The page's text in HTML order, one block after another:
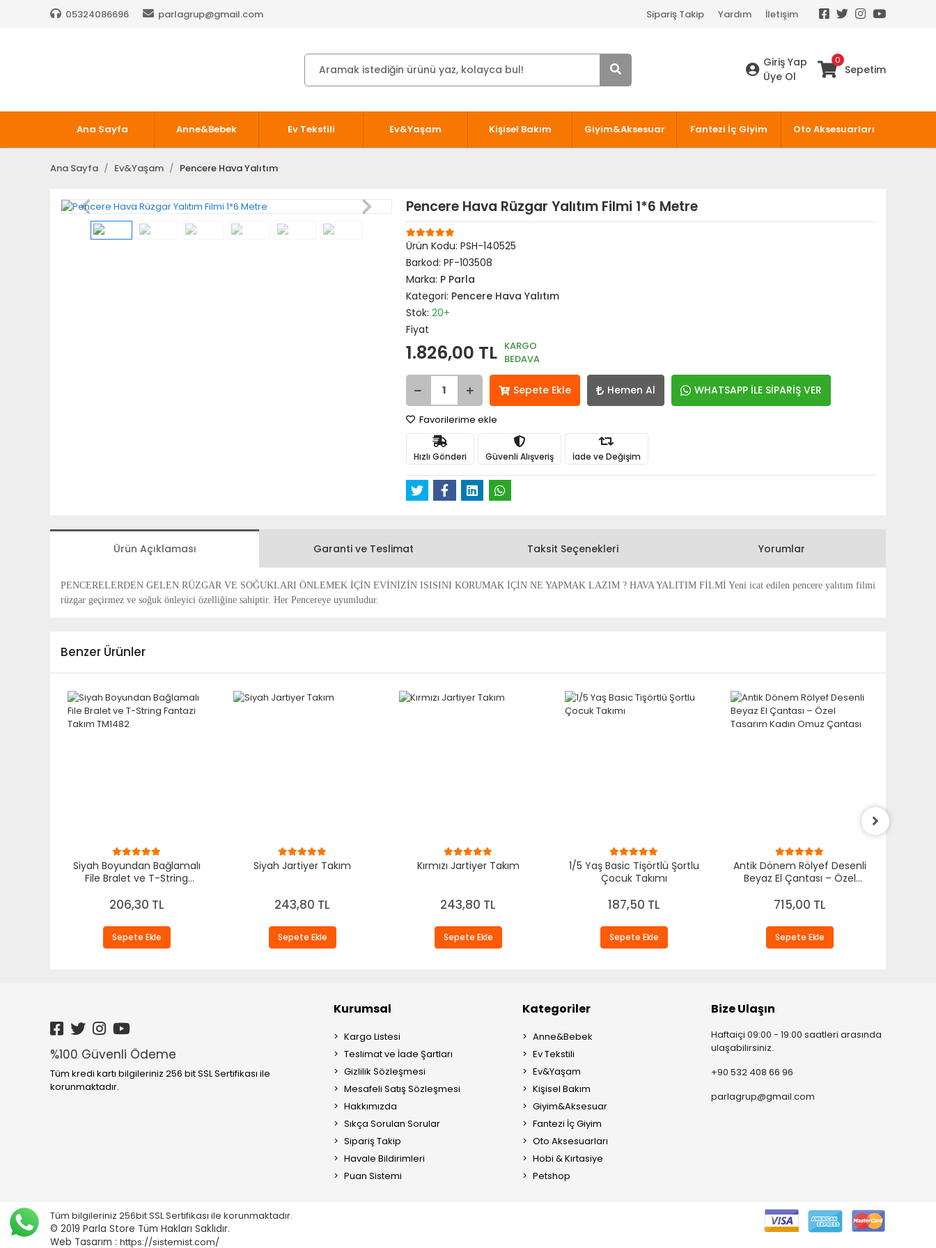
05324086696 parlagrup@gmail.com Sipariş Takip Yardım İletişim
Giriş Yap
Üye Ol
0
Sepetim
Ana Sayfa Anne&Bebek Ev Tekstili Ev&Yaşam Kişisel Bakım Giyim&Aksesuar Fantezi İç Giyim Oto Aksesuarları
Ana Sayfa Ev&Yaşam Pencere Hava Yalıtım
Pencere Hava Rüzgar Yalıtım Filmi 1*6 Metre
Ürün Kodu: PSH-140525
Barkod: PF-103508
Marka: P Parla
Kategori: Pencere Hava Yalıtım
Stok: 20+
Fiyat
1.826,00 TL KARGO
BEDAVA
Sepete Ekle Hemen Al WHATSAPP İLE SİPARİŞ VER
Favorilerime ekle
Hızlı Gönderi Güvenli Alışveriş İade ve Değişim
Ürün Açıklaması Garanti ve Teslimat Taksit Seçenekleri Yorumlar
PENCERELERDEN GELEN RÜZGAR VE SOĞUKLARI ÖNLEMEK İÇİN EVİNİZİN ISISINI KORUMAK İÇİN NE YAPMAK LAZIM ? HAVA YALITIM FİLMİ Yeni icat edilen pencere yalıtım filmi
rüzgar geçirmez ve soğuk önleyici özelliğine sahiptir. Her Pencereye uyumludur.
Benzer Ürünler
Siyah Boyundan Bağlamalı
File Bralet ve T-String
206,30 TL
Sepete Ekle
Siyah Jartiyer Takım
243,80 TL
Sepete Ekle
Kırmızı Jartiyer Takım
243,80 TL
Sepete Ekle
1/5 Yaş Basic Tişörtlü Şortlu
Çocuk Takımı
187,50 TL
Sepete Ekle
Antik Dönem Rölyef Desenli
Beyaz El Çantası – Özel
Çantası
715,00 TL
Sepete Ekle
%100 Güvenli Ödeme
Tüm kredi kartı bilgileriniz 256 bit SSL Sertifikası ile
korunmaktadır.
Kurumsal
Kargo Listesi
Teslimat ve İade Şartları
Gizlilik Sözleşmesi
Mesafeli Satış Sözleşmesi
Hakkımızda
Sıkça Sorulan Sorular
Sipariş Takip
Havale Bildirimleri
Puan Sistemi
Kategoriler
Anne&Bebek
Ev Tekstili
Ev&Yaşam
Kişisel Bakım
Giyim&Aksesuar
Fantezi İç Giyim
Oto Aksesuarları
Hobi & Kırtasiye
Petshop
Bize Ulaşın
Haftaiçi 09:00 - 19:00 saatleri arasında
ulaşabilirsiniz.
+90 532 408 66 96
parlagrup@gmail.com
Tüm bilgileriniz 256bit SSL Sertifikası ile korunmaktadır.
© 2019 Parla Store Tüm Hakları Saklıdır.
Web Tasarım : https://sistemist.com/